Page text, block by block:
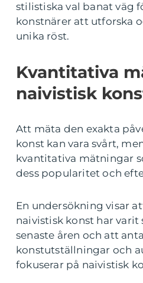
stilistiska val banat väg
konstnärer att utforska
unika röst.
Kvantitativa
naivistisk
Att mäta den exakta
konst kan vara svårt,
kvantitativa mätningar
dess popularitet och
En undersökning visar
naivistisk konst har
senaste åren och att
konstutställningar och
fokuserar på naivistisk